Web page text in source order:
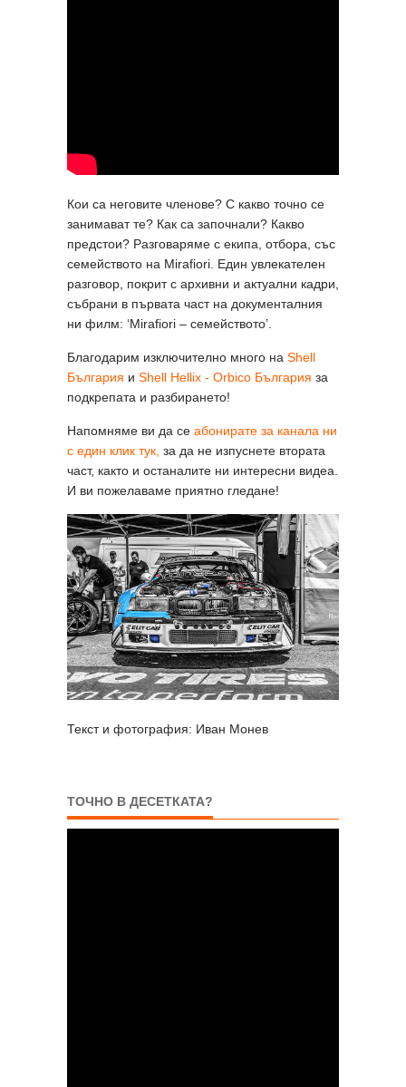
Кои са неговите членове? С какво точно се
занимават те? Как са започнали? Какво
предстои? Разговаряме с екипа, отбора, със
семейството на Mirafiori. Един увлекателен
разговор, покрит с архивни и актуални кадри,
събрани в първата част на документалния
ни филм: ‘Mirafiori – семейството’.
Благодарим изключително много на Shell
България и Shell Hellix - Orbico България за
подкрепата и разбирането!
Напомняме ви да се абонирате за канала ни
с един клик тук, за да не изпуснете втората
част, както и останалите ни интересни видеа.
И ви пожелаваме приятно гледане!
Текст и фотография: Иван Монев
ТОЧНО В ДЕСЕТКАТА?